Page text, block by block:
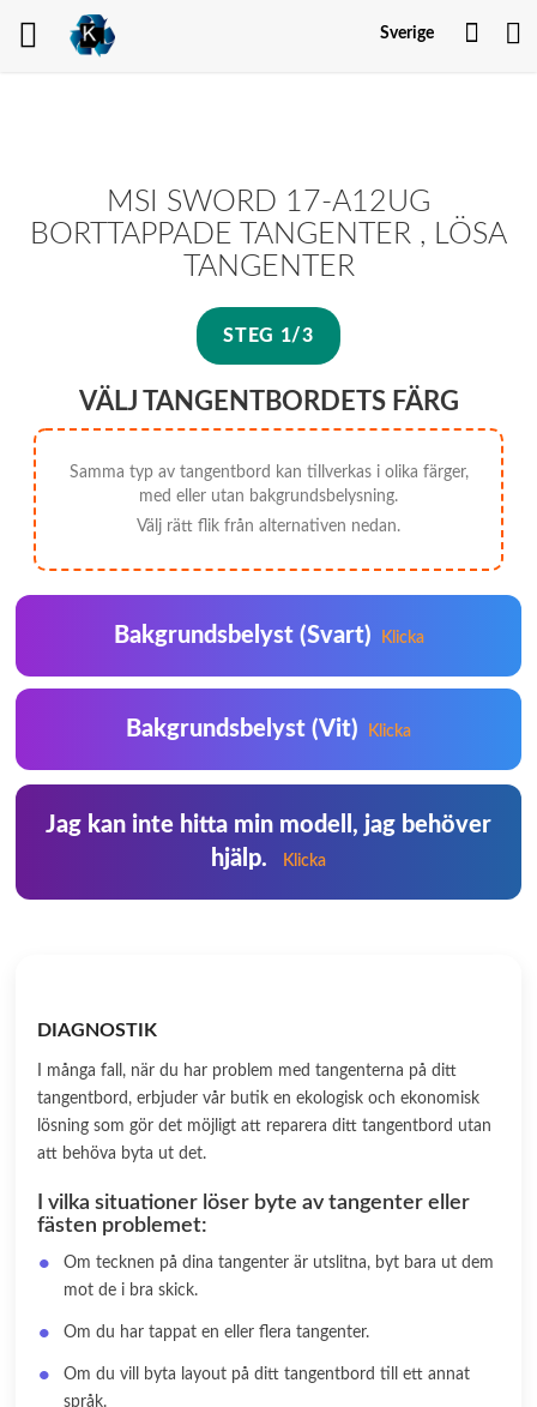
Sverige
Mitt
MSI SWORD 17-A12UG
BORTTAPPADE TANGENTER , LÖSA
TANGENTER
STEG 1/3
VÄLJ TANGENTBORDETS FÄRG
Samma typ av tangentbord kan tillverkas i olika färger,
med eller utan bakgrundsbelysning.
Välj rätt flik från alternativen nedan.
Bakgrundsbelyst (Svart) Klicka
Bakgrundsbelyst (Vit) Klicka
Jag kan inte hitta min modell, jag behöver
hjälp.
Klicka
DIAGNOSTIK
I många fall, när du har problem med tangenterna på ditt
tangentbord, erbjuder vår butik en ekologisk och ekonomisk
lösning som gör det möjligt att reparera ditt tangentbord utan
att behöva byta ut det.
I vilka situationer löser byte av tangenter eller
fästen problemet:
Om tecknen på dina tangenter är utslitna, byt bara ut dem
mot de i bra skick.
Om du har tappat en eller flera tangenter.
Om du vill byta layout på ditt tangentbord till ett annat
språk.